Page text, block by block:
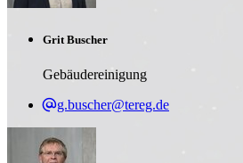
Grit Buscher
Gebäudereinigung
g.buscher@tereg.de